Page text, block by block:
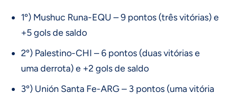
1º) Mushuc Runa-EQU – 9 pontos (três vitórias) e
+5 gols de saldo
2º) Palestino-CHI – 6 pontos (duas vitórias e
uma derrota) e +2 gols de saldo
3º) Unión Santa Fe-ARG – 3 pontos (uma vitória